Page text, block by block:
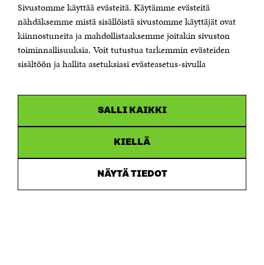
Sivustomme käyttää evästeitä. Käytämme evästeitä
nähdäksemme mistä sisällöistä sivustomme käyttäjät ovat
kiinnostuneita ja mahdollistaaksemme joitakin sivuston
toiminnallisuuksia. Voit tutustua tarkemmin evästeiden
sisältöön ja hallita asetuksiasi evästeasetus-sivulla
SALLI KAIKKI
KIELLÄ
NÄYTÄ TIEDOT
Puhelin +358 294 618 991
Sähköpostiosoite
Saapumisohjeet
Y-tunnus 0202132-3
ikkunassaInstagram